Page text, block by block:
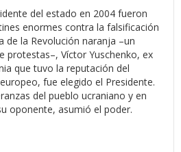
del estado en 2004 fueron
enormes contra la falsificación
de la Revolución naranja –un
protestas–, Víctor Yuschenko, ex
que tuvo la reputación del
fue elegido el Presidente.
del pueblo ucraniano y en
oponente, asumió el poder.